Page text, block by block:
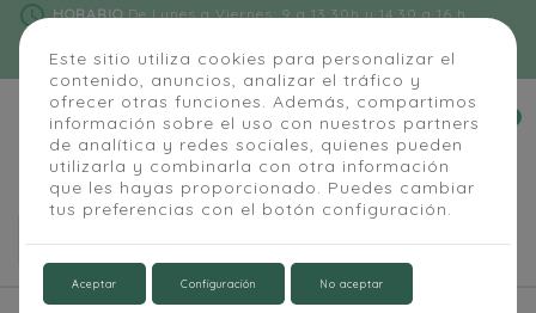
Este sitio utiliza cookies para personalizar el
contenido, anuncios, analizar el tráfico y
ofrecer otras funciones. Además, compartimos
información sobre el uso con nuestros partners
de analítica y redes sociales, quienes pueden
utilizarla y combinarla con otra información
que les hayas proporcionado. Puedes cambiar
tus preferencias con el botón configuración.
Aceptar Configuración No aceptar
schedule HORARIODe Lunes a Viernes: 9 a 13:30h y 14:30 a 16 h
phone

